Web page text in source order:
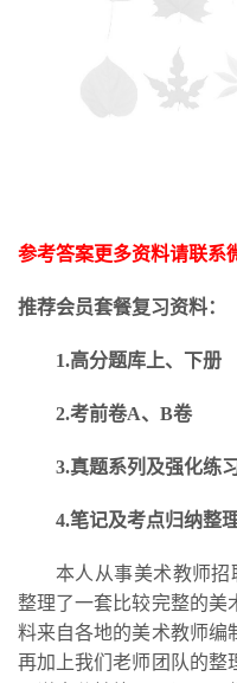
参考答案更多资料请联系
推荐会员套餐复习资料：
1.高分题库上、下册
2.考前卷A、B卷
3.真题系列及强化练
4.笔记及考点归纳整
本人从事美术教师
整理了一套比较完整的美
料来自各地的美术教师编
再加上我们老师团队的整